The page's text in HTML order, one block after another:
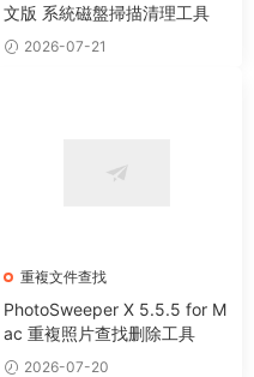
文版 系統磁盤掃描清理工具
2026-07-21
重複文件查找
PhotoSweeper X 5.5.5 for M
ac 重複照片查找删除工具
2026-07-20